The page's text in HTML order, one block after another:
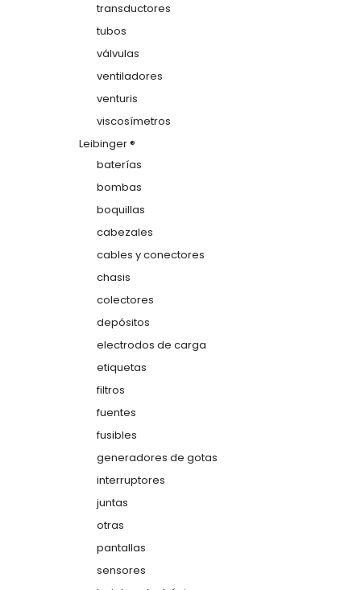
transductores
tubos
válvulas
ventiladores
venturis
viscosímetros
Leibinger ®
baterías
bombas
boquillas
cabezales
cables y conectores
chasis
colectores
depósitos
electrodos de carga
etiquetas
filtros
fuentes
fusibles
generadores de gotas
interruptores
juntas
otras
pantallas
sensores